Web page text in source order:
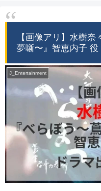
【画像アリ】水樹
夢噺〜』智恵内子
J_Entertainment